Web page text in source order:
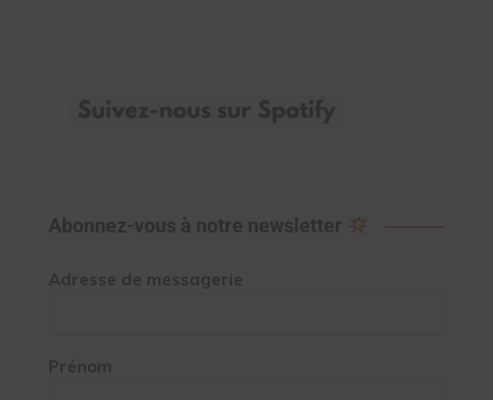
Abonnez-vous à notre newsletter
Adresse de messagerie
Prénom